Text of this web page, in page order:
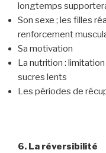
longtemps
Son sexe ; les filles
renforcement
Sa motivation
La nutrition :
sucres lents
Les périodes de
6. La réversibilité